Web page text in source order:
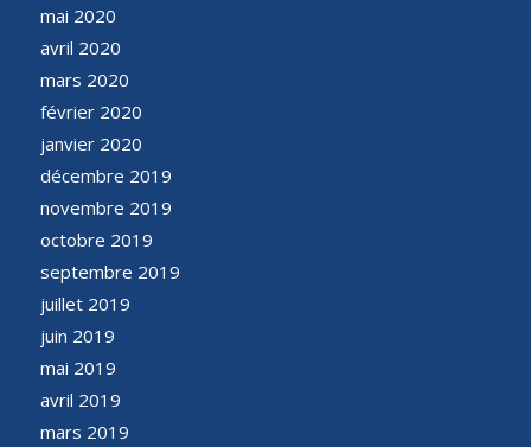
mai 2020
avril 2020
mars 2020
février 2020
janvier 2020
décembre 2019
novembre 2019
octobre 2019
septembre 2019
juillet 2019
juin 2019
mai 2019
avril 2019
mars 2019